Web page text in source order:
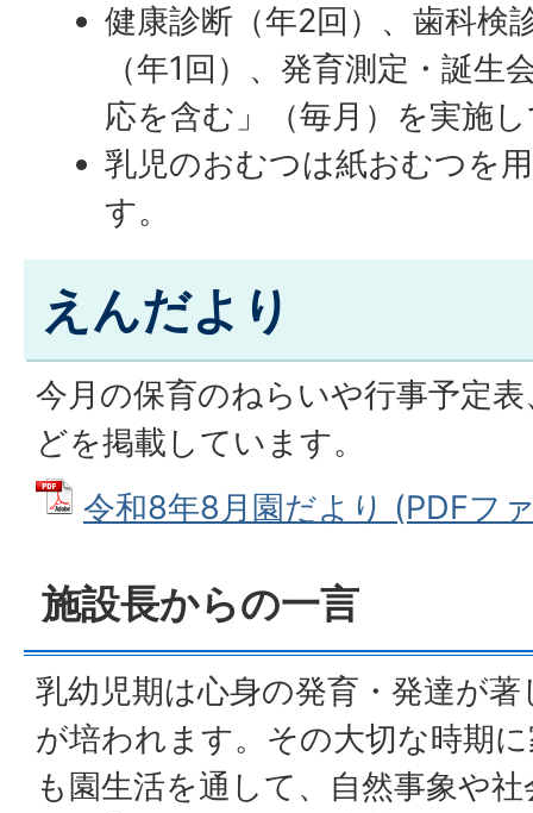
健康診断（年2回）、歯科検
（年1回）、発育測定・誕生
応を含む」（毎月）を実施
乳児のおむつは紙おむつを
す。
えんだより
今月の保育のねらいや行事予定
どを掲載しています。
令和8年8月園だより (PDFフ
施設長からの一言
乳幼児期は心身の発育・発達が
が培われます。その大切な時期
も園生活を通して、自然事象や